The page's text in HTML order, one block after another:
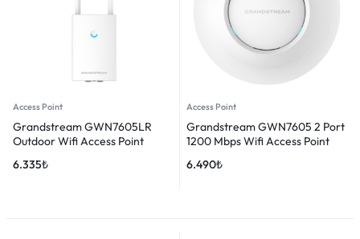
Access Point
Grandstream GWN7605LR
Outdoor Wifi Access Point
6.335₺
Access Point
Grandstream GWN7605 2 Port
1200 Mbps Wifi Access Point
6.490₺